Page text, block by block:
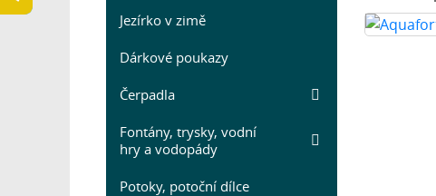
Jezírko v zimě
Dárkové poukazy
Čerpadla
Fontány, trysky, vodní
hry a vodopády
Potoky, potoční dílce